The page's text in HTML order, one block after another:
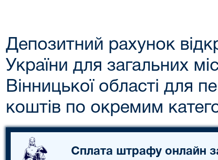
Депозитний рахунок
України для загальних
Вінницької області для
коштів по окремим
Сплата штрафу онлайн